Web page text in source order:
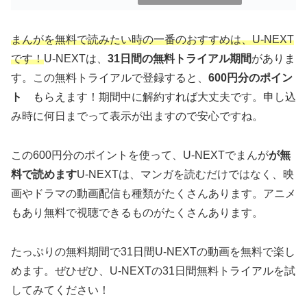
まんがを無料で読みたい時の一番のおすすめは、U-NEXT
です！U-NEXTは、 31日間の無料トライアル期間がありま
す。この無料トライアルで登録すると、 600円分のポイン
ト
もらえます！期間中に解約すれば大丈夫です。申し込
み時に何日までって表示が出ますので安心ですね。
この600円分のポイントを使って、U-NEXTでまんがが無
料で読めますU-NEXTは、マンガを読むだけではなく、映
画やドラマの動画配信も種類がたくさんあります。アニメ
もあり無料で視聴できるものがたくさんあります。
たっぷりの無料期間で31日間U-NEXTの動画を無料で楽し
めます。ぜひぜひ、U-NEXTの31日間無料トライアルを試
してみてください！